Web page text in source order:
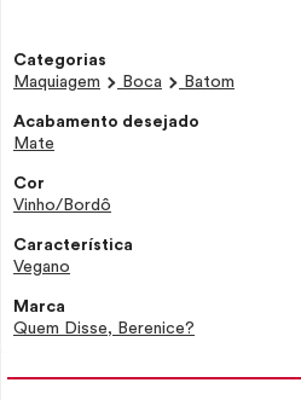
Categorias
Maquiagem
Boca Batom
Acabamento desejado
Mate
Cor
Vinho/Bordô
Característica
Vegano
Marca
Quem Disse, Berenice?